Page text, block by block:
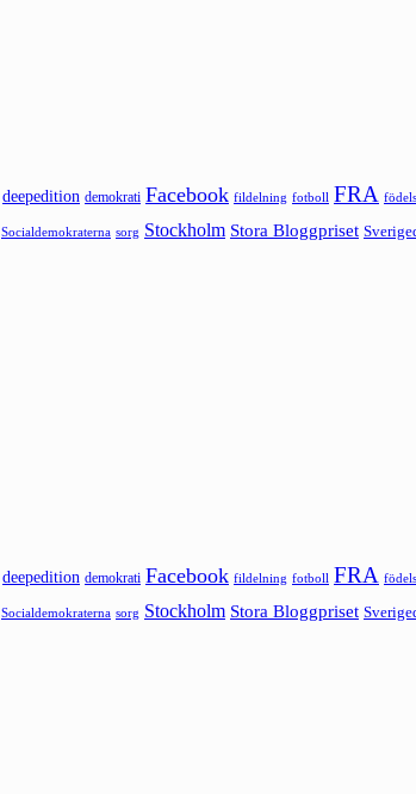
deepedition demokrati Facebook fildelning fotboll FRA
Socialdemokraterna sorg Stockholm Stora Bloggpriset
deepedition demokrati Facebook fildelning fotboll FRA
Socialdemokraterna sorg Stockholm Stora Bloggpriset